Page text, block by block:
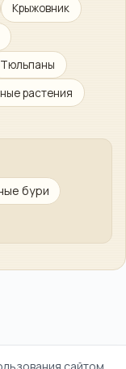
Крыжовник
Тюльпаны
растения
бури